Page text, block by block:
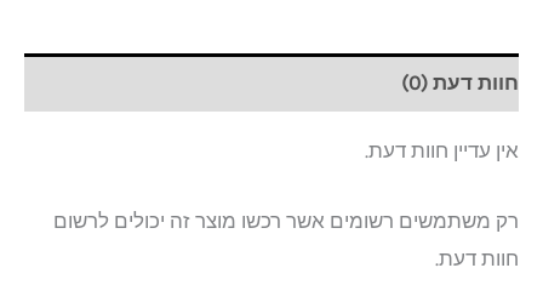
חוות דעת (0)
אין עדיין חוות דעת.
רק משתמשים רשומים אשר רכשו מוצר זה יכולים לרשום
חוות דעת.